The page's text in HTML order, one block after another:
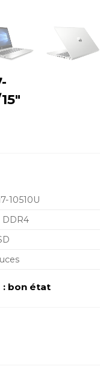
10510U
DDR4
bon état